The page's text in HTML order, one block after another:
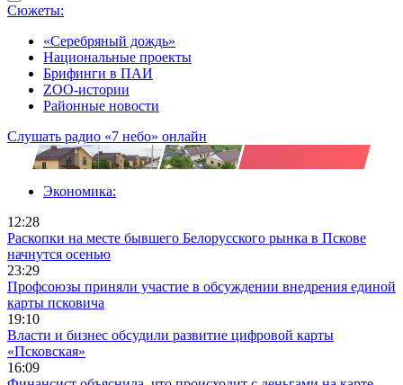
Сюжеты:
«Серебряный дождь»
Национальные проекты
Брифинги в ПАИ
ZOO-истории
Районные новости
Слушать радио «7 небо» онлайн
Экономика:
12:28
Раскопки на месте бывшего Белорусского рынка в Пскове
начнутся осенью
23:29
Профсоюзы приняли участие в обсуждении внедрения единой
карты псковича
19:10
Власти и бизнес обсудили развитие цифровой карты
«Псковская»
16:09